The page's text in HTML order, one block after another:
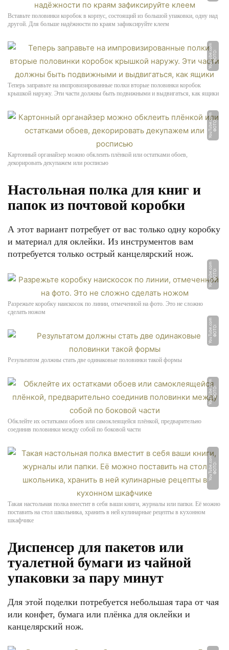
Вставьте половинки коробок в корпус, состоящий из большой упаковки, одну над
другой. Для больше надёжности по краям зафиксируйте клеем
Ф
О
Т
О:
Y
o
u
T
u
b
e.
c
o
m
Теперь заправьте на импровизированные полки вторые половинки коробок
крышкой наружу. Эти части должны быть подвижными и выдвигаться, как ящики
Ф
О
Т
О:
Y
o
u
T
u
b
e.
c
o
m
Картонный органайзер можно обклеить плёнкой или остатками обоев,
декорировать декупажем или росписью
Настольная полка для книг и
папок из почтовой коробки
А этот вариант потребует от вас только одну коробку
и материал для оклейки. Из инструментов вам
потребуется только острый канцелярский нож.
Ф
О
Т
О:
Y
o
u
T
u
b
e.
c
o
m
Разрежьте коробку наискосок по линии, отмеченной на фото. Это не сложно
сделать ножом
Ф
О
Т
О:
Y
o
u
T
u
b
e.
c
o
m
Результатом должны стать две одинаковые половинки такой формы
Ф
О
Т
О:
Y
o
u
T
u
b
e.
c
o
m
Обклейте их остатками обоев или самоклеящейся плёнкой, предварительно
соединив половинки между собой по боковой части
Ф
О
Т
О:
Y
o
u
T
u
b
e.
c
o
m
Такая настольная полка вместит в себя ваши книги, журналы или папки. Её можно
поставить на стол школьника, хранить в ней кулинарные рецепты в кухонном
шкафчике
Диспенсер для пакетов или
туалетной бумаги из чайной
упаковки за пару минут
Для этой поделки потребуется небольшая тара от чая
или конфет, бумага или плёнка для оклейки и
канцелярский нож.